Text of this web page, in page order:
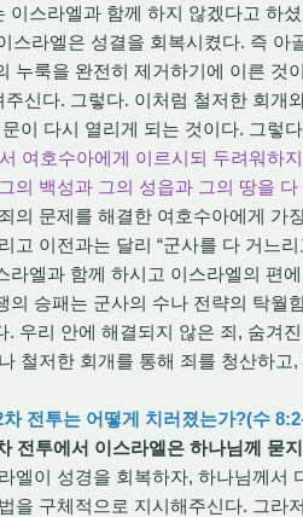
이스라엘과 함께 하지 않겠다고 하
스라엘은 성결을 회복시켰다. 즉
누룩을 완전히 제거하기에 이른 것
주신다. 그렇다. 이처럼 철저한 회개
이 다시 열리게 되는 것이다. 그렇
여호수아에게 이르시되 두려워하
의 백성과 그의 성읍과 그의 땅을
의 문제를 해결한 여호수아에게 가
고 이전과는 달리 “군사를 다 거느
라엘과 함께 하시고 이스라엘의 편
의 승패는 군사의 수나 전략의 탁월
. 우리 안에 해결되지 않은 죄, 숨겨
철저한 회개를 통해 죄를 청산하
전투는 어떻게 치러졌는가?(수
전투에서 이스라엘은 하나님께 묻
엘이 성경을 회복하자, 하나님께서
을 구체적으로 지시해주신다. 그라